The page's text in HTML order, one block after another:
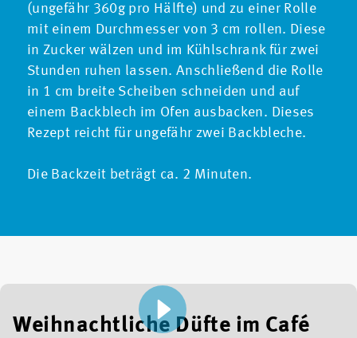
(ungefähr 360g pro Hälfte) und zu einer Rolle
mit einem Durchmesser von 3 cm rollen. Diese
in Zucker wälzen und im Kühlschrank für zwei
Stunden ruhen lassen. Anschließend die Rolle
in 1 cm breite Scheiben schneiden und auf
einem Backblech im Ofen ausbacken. Dieses
Rezept reicht für ungefähr zwei Backbleche.
Die Backzeit beträgt ca. 2 Minuten.
Weihnachtliche Düfte im Café